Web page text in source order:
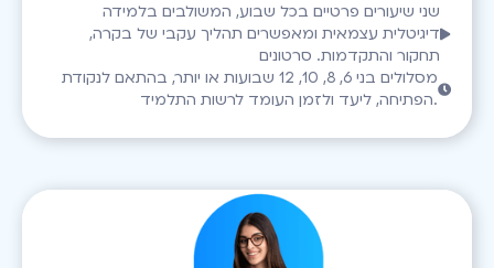
שני שיעורים פרטיים בכל שבוע, המשולבים בלמידה
דיגיטלית עצמאית ומאפשרים תהליך עקבי של בקרה,
תחקור והתקדמות. סרטונים
מסלולים בני 6, 8, 10, 12 שבועות או יותר, בהתאם לנקודת
הפתיחה, ליעד ולזמן העומד לרשות התלמיד.